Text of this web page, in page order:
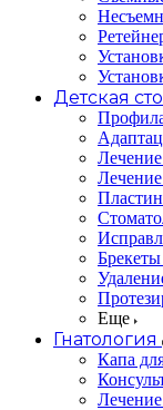
Детская
Лечение
Брекеты
Еще
Гнатология
Капа